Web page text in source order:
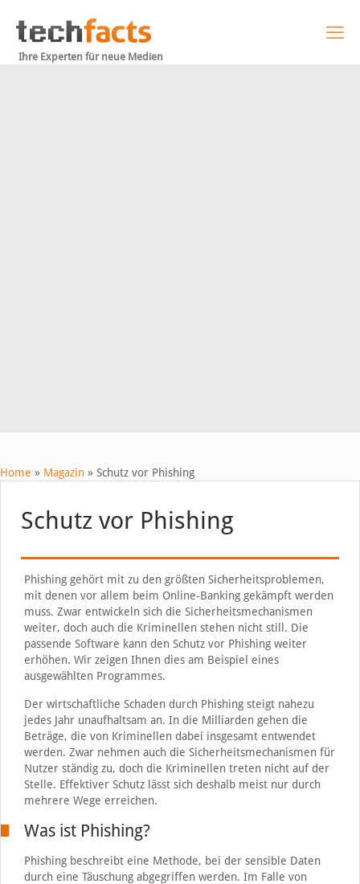
Ihre Experten für neue Medien
Home » Magazin » Schutz vor Phishing
Schutz vor Phishing
Phishing gehört mit zu den größten Sicherheitsproblemen,
mit denen vor allem beim Online-Banking gekämpft werden
muss. Zwar entwickeln sich die Sicherheitsmechanismen
weiter, doch auch die Kriminellen stehen nicht still. Die
passende Software kann den Schutz vor Phishing weiter
erhöhen. Wir zeigen Ihnen dies am Beispiel eines
ausgewählten Programmes.
Der wirtschaftliche Schaden durch Phishing steigt nahezu
jedes Jahr unaufhaltsam an. In die Milliarden gehen die
Beträge, die von Kriminellen dabei insgesamt entwendet
werden. Zwar nehmen auch die Sicherheitsmechanismen für
Nutzer ständig zu, doch die Kriminellen treten nicht auf der
Stelle. Effektiver Schutz lässt sich deshalb meist nur durch
mehrere Wege erreichen.
Was ist Phishing?
Phishing beschreibt eine Methode, bei der sensible Daten
durch eine Täuschung abgegriffen werden. Im Falle von